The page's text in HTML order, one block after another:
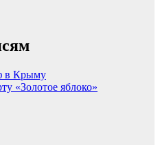
в Крыму
«Золотое яблоко»